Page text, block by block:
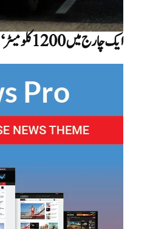
ایک چارج میں 1200 کلومیٹر‘: ٹویوٹا کا حیرت انگیز دعویٰ کیا